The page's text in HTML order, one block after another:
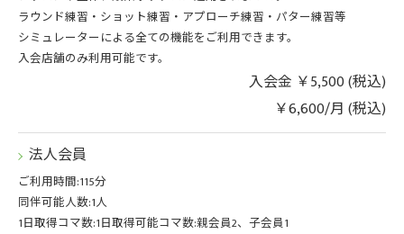
ラウンド練習・ショット練習・アプローチ練習・パター練習等
シミュレーターによる全ての機能をご利用できます。
入会店舗のみ利用可能です。
入会金 ￥5,500 (税込)
￥6,600/月 (税込)
法人会員
ご利用時間:115分
同伴可能人数:1人
1日取得コマ数:1日取得可能コマ数:親会員2、子会員1